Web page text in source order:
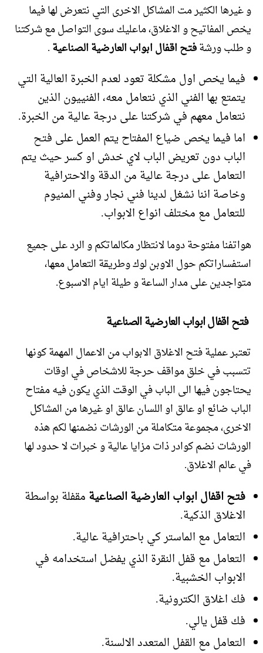
و غيرها الكثير مت المشاكل الاخرى التي نتعرض لها فيما
يخص المفاتيح و الاغلاق، ماعليك سوى التواصل مع شركتنا
و طلب ورشةفتح اقفال ابواب العارضية الصناعية.
فيما يخص اول مشكلة تعود لعدم الخبرة العالية التي
يتمتع بها الفني الذي نتعامل معه، الفنييون الذين
نتعامل معهم في شركتنا على درجة عالية من الخبرة.
اما فيما يخص ضياع المفتاح يتم العمل على فتح
الباب دون تعريض الباب لاي خدش او كسر حيث يتم
التعامل على درجة عالية من الدقة والاحترافية
وخاصة اننا نشغل لدينا فني نجار وفني المنيوم
للتعامل مع مختلف انواع الابواب.
هواتفنا مفتوحة دوما لانتظار مكالماتكم و الرد على جميع
استفساراتكم حول الاوبن لوك وطريقة التعامل معها،
متواجدين على مدار الساعة و طيلة ايام الاسبوع.
فتح اقفال ابواب العارضية الصناعية
تعتبر عملية فتح الاغلاق الابواب من الاعمال المهمة كونها
تتسبب في خلق مواقف حرجة للاشخاص في اوقات
يحتاجون فيها الى الباب في الوقت الذي يكون فيه مفتاح
الباب ضائع او عالق او اللسان عالق او غيرها من المشاكل
الاخرى، مجموعة متكاملة من الورشات نضمنها لكم هذه
الورشات نضم كوادر ذات مزايا عالية و خبرات لا حدود لها
في عالم الاغلاق.
فتح اقفال ابواب العارضية الصناعية مقفلة بواسطة
الاغلاق الذكية.
التعامل مع الماستر كي باحترافية عالية.
التعامل مع قفل النقرة الذي يفضل استخدامه في
الابواب الخشبية.
فك اغلاق الكترونية.
فك قفل يالي.
التعامل مع القفل المتعدد الالسنة.